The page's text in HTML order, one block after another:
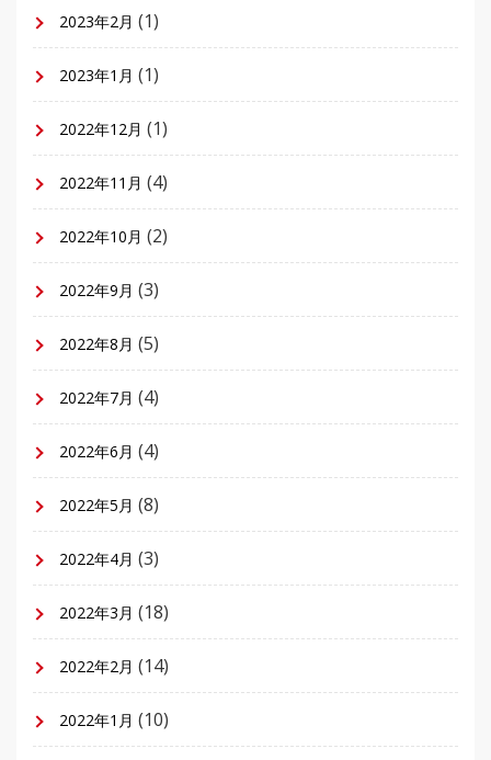
2023年2月 (1)
2023年1月 (1)
2022年12月 (1)
2022年11月 (4)
2022年10月 (2)
2022年9月 (3)
2022年8月 (5)
2022年7月 (4)
2022年6月 (4)
2022年5月 (8)
2022年4月 (3)
2022年3月 (18)
2022年2月 (14)
2022年1月 (10)